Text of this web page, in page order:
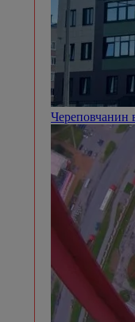
Череповчанин